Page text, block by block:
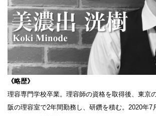
《略歴》
理容専門学校卒業。理容師の資格を取得後、東京
阪の理容室で2年間勤務し、研鑽を積む。2020年7